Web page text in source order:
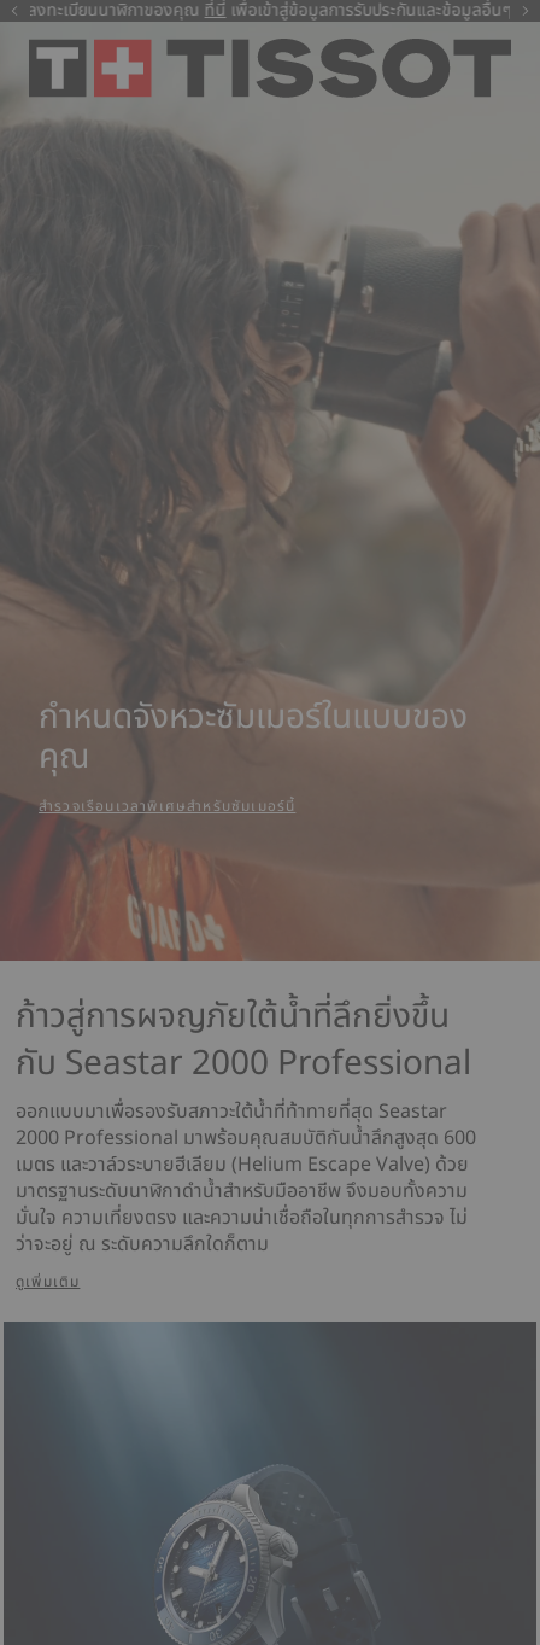
ลงทะเบียนนาฬิกาของคุณ ที่นี่เพื่อเข้าสู่ข้อมูลการรับประกันและข้อมูลอื่นๆ
ที่นี่
กำหนดจังหวะซัมเมอร์ในแบบของ
คุณ
สำรวจเรือนเวลาพิเศษสำหรับซัมเมอร์นี้
ก้าวสู่การผจญภัยใต้น้ำที่ลึกยิ่งขึ้น
กับ Seastar 2000 Professional
ออกแบบมาเพื่อรองรับสภาวะใต้น้ำที่ท้าทายที่สุด Seastar
2000 Professional มาพร้อมคุณสมบัติกันน้ำลึกสูงสุด 600
เมตร และวาล์วระบายฮีเลียม (Helium Escape Valve) ด้วย
มาตรฐานระดับนาฬิกาดำน้ำสำหรับมืออาชีพ จึงมอบทั้งความ
มั่นใจ ความเที่ยงตรง และความน่าเชื่อถือในทุกการสำรวจ ไม่
ว่าจะอยู่ ณ ระดับความลึกใดก็ตาม
ดูเพิ่มเติม